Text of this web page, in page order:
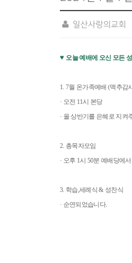
일산사랑의교회
♥ 오늘 예배에 오신 모든
1. 7월 온가족예배(맥추감
· 오전 11 시 본당
· 올 상반기를 은혜로 지켜
2. 총목자모임
· 오후 1 시 50분 예배당에
3. 학습 ,세례식& 성찬식
· 순연되었습니다.